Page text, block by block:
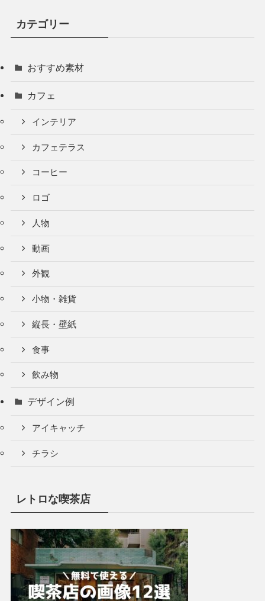
カテゴリー
おすすめ素材
カフェ
インテリア
カフェテラス
コーヒー
ロゴ
人物
動画
外観
小物・雑貨
縦長・壁紙
食事
飲み物
デザイン例
アイキャッチ
チラシ
レトロな喫茶店